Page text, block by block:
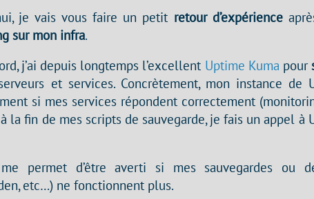
je vais vous faire un petit retour d’expérience
sur mon infra.
j’ai depuis longtemps l’excellent Uptime Kuma pour
et services. Concrètement, mon instance de
si mes services répondent correctement
à la fin de mes scripts de sauvegarde, je fais un appel à
permet d’être averti si mes sauvegardes ou
etc…) ne fonctionnent plus.